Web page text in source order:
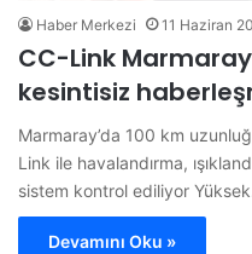
Haber Merkezi 11 Haziran
CC-Link
kesintisiz
Marmaray’da 100 km
Link ile havalandırma,
sistem kontrol ediliyor
Devamını Oku »